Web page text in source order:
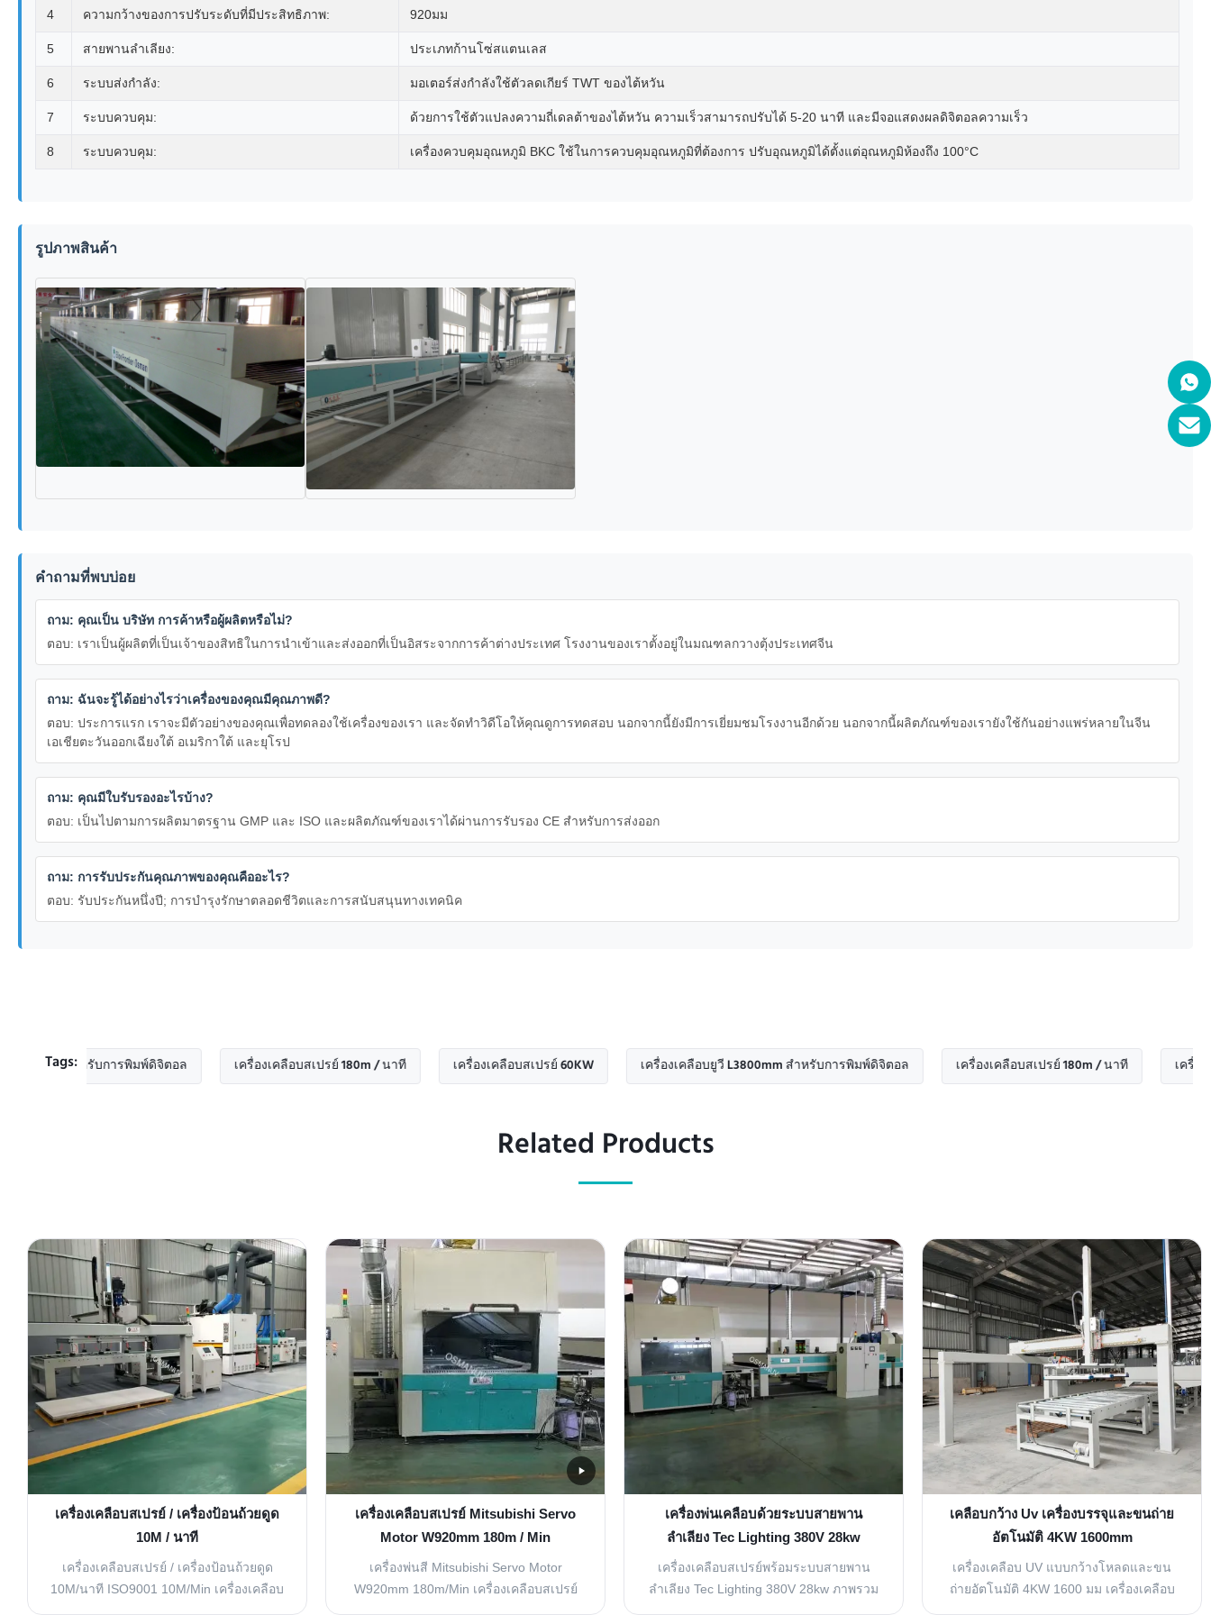
4 ความกว้างของการปรับระดับที่มีประสิทธิภาพ: 920มม
5 สายพานลำเลียง: ประเภทก้านโซ่สแตนเลส
6 ระบบส่งกำลัง: มอเตอร์ส่งกำลังใช้ตัวลดเกียร์ TWT ของไต้หวัน
7 ระบบควบคุม: ด้วยการใช้ตัวแปลงความถี่เดลต้าของไต้หวัน ความเร็วสามารถปรับได้ 5-20 นาที และมีจอแสดงผลดิจิตอลความเร็ว
8 ระบบควบคุม: เครื่องควบคุมอุณหภูมิ BKC ใช้ในการควบคุมอุณหภูมิที่ต้องการ ปรับอุณหภูมิได้ตั้งแต่อุณหภูมิห้องถึง 100°C
รูปภาพสินค้า
คำถามที่พบบ่อย
ถาม: คุณเป็น บริษัท การค้าหรือผู้ผลิตหรือไม่?
ตอบ: เราเป็นผู้ผลิตที่เป็นเจ้าของสิทธิในการนำเข้าและส่งออกที่เป็นอิสระจากการค้าต่างประเทศ โรงงานของเราตั้งอยู่ในมณฑลกวางตุ้งประเทศจีน
ถาม: ฉันจะรู้ได้อย่างไรว่าเครื่องของคุณมีคุณภาพดี?
ตอบ: ประการแรก เราจะมีตัวอย่างของคุณเพื่อทดลองใช้เครื่องของเรา และจัดทำวิดีโอให้คุณดูการทดสอบ นอกจากนี้ยังมีการเยี่ยมชมโรงงานอีกด้วย นอกจากนี้ผลิตภัณฑ์ของเรายังใช้กันอย่างแพร่หลายในจีน
เอเชียตะวันออกเฉียงใต้ อเมริกาใต้ และยุโรป
ถาม: คุณมีใบรับรองอะไรบ้าง?
ตอบ: เป็นไปตามการผลิตมาตรฐาน GMP และ ISO และผลิตภัณฑ์ของเราได้ผ่านการรับรอง CE สำหรับการส่งออก
ถาม: การรับประกันคุณภาพของคุณคืออะไร?
ตอบ: รับประกันหนึ่งปี; การบำรุงรักษาตลอดชีวิตและการสนับสนุนทางเทคนิค
Tags:
สำหรับการพิมพ์ดิจิตอล เครื่องเคลือบสเปรย์ 180m / นาที เครื่องเคลือบสเปรย์ 60KW เครื่องเคลือบยูวี L3800mm สำหรับการพิมพ์ดิจิตอล เครื่องเคลือบสเปรย์ 180m / นาที เครื่องเคลือบสเป
Related Products
เครื่องเคลือบสเปรย์ / เครื่องป้อนถ้วยดูด
10M / นาที
เครื่องเคลือบสเปรย์ / เครื่องป้อนถ้วยดูด
10M/นาที ISO9001 10M/Min เครื่องเคลือบ
เครื่องเคลือบสเปรย์ Mitsubishi Servo
Motor W920mm 180m / Min
เครื่องพ่นสี Mitsubishi Servo Motor
W920mm 180m/Min เครื่องเคลือบสเปรย์
เครื่องพ่นเคลือบด้วยระบบสายพาน
ลำเลียง Tec Lighting 380V 28kw
เครื่องเคลือบสเปรย์พร้อมระบบสายพาน
ลำเลียง Tec Lighting 380V 28kw ภาพรวม
เคลือบกว้าง Uv เครื่องบรรจุและขนถ่าย
อัตโนมัติ 4KW 1600mm
เครื่องเคลือบ UV แบบกว้างโหลดและขน
ถ่ายอัตโนมัติ 4KW 1600 มม เครื่องเคลือบ